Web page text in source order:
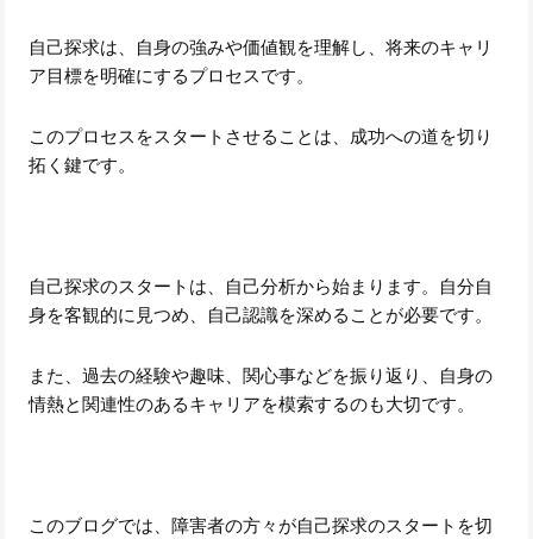
自己探求は、自身の強みや価値観を理解し、将来のキャリ
ア目標を明確にするプロセスです。
このプロセスをスタートさせることは、成功への道を切り
拓く鍵です。
自己探求のスタートは、自己分析から始まります。自分自
身を客観的に見つめ、自己認識を深めることが必要です。
また、過去の経験や趣味、関心事などを振り返り、自身の
情熱と関連性のあるキャリアを模索するのも大切です。
このブログでは、障害者の方々が自己探求のスタートを切